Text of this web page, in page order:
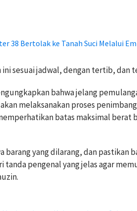
38 Bertolak ke Tanah Suci Melalui
ini sesuai jadwal, dengan tertib, dan
bahwa jelang
melaksanakan proses
batas maksimal berat
barang yang dilarang, dan pastikan
tanda pengenal yang jelas agar